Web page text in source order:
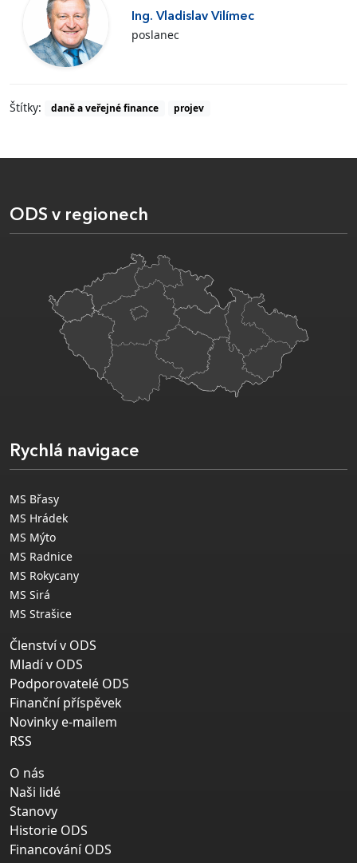
Ing. Vladislav Vilímec
poslanec
Štítky: daně a veřejné finance projev
ODS v regionech
Rychlá navigace
MS Břasy
MS Hrádek
MS Mýto
MS Radnice
MS Rokycany
MS Sirá
MS Strašice
Členství v ODS
Mladí v ODS
Podporovatelé ODS
Finanční příspěvek
Novinky e-mailem
RSS
O nás
Naši lidé
Stanovy
Historie ODS
Financování ODS